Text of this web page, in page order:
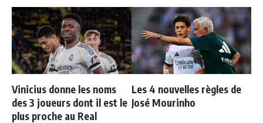
Vinicius donne les noms
des 3 joueurs dont il est le
plus proche au Real
Les 4 nouvelles règles de
José Mourinho